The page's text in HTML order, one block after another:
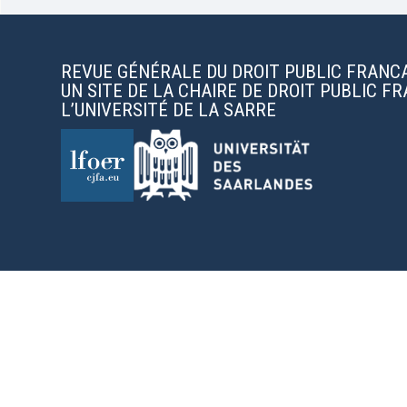
REVUE GÉNÉRALE DU DROIT PUBLIC
UN SITE DE LA CHAIRE DE DROIT PUBLIC
L’UNIVERSITÉ DE LA SARRE